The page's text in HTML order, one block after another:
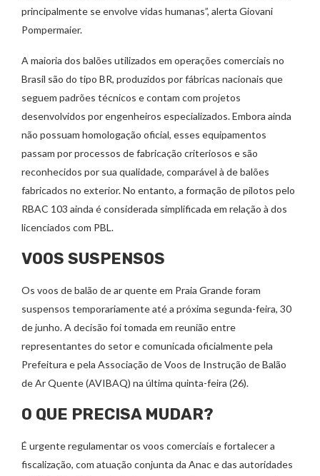
principalmente se envolve vidas humanas”, alerta Giovani
Pompermaier.
A maioria dos balões utilizados em operações comerciais no
Brasil são do tipo BR, produzidos por fábricas nacionais que
seguem padrões técnicos e contam com projetos
desenvolvidos por engenheiros especializados. Embora ainda
não possuam homologação oficial, esses equipamentos
passam por processos de fabricação criteriosos e são
reconhecidos por sua qualidade, comparável à de balões
fabricados no exterior. No entanto, a formação de pilotos pelo
RBAC 103 ainda é considerada simplificada em relação à dos
licenciados com PBL.
VOOS SUSPENSOS
Os voos de balão de ar quente em Praia Grande foram
suspensos temporariamente até a próxima segunda-feira, 30
de junho. A decisão foi tomada em reunião entre
representantes do setor e comunicada oficialmente pela
Prefeitura e pela Associação de Voos de Instrução de Balão
de Ar Quente (AVIBAQ) na última quinta-feira (26).
O QUE PRECISA MUDAR?
É urgente regulamentar os voos comerciais e fortalecer a
fiscalização, com atuação conjunta da Anac e das autoridades